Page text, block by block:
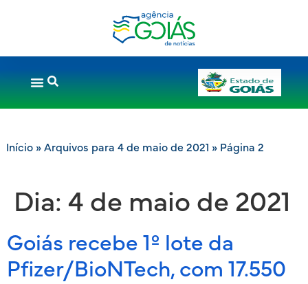
Início» Arquivos para 4 de maio de 2021 » Página 2
Dia: 4 de maio de 2021
Goiás recebe 1º lote da
Pfizer/BioNTech, com 17.550